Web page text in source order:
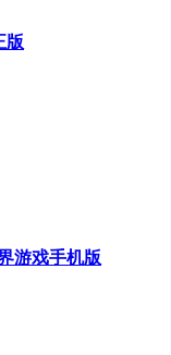
版
游戏手机版